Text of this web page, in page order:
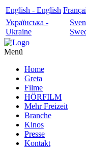
English - English
Українська -
Ukraine
Menü
Home
Greta
Filme
HÖRFILM
Mehr Freizeit
Branche
Kinos
Presse
Kontakt